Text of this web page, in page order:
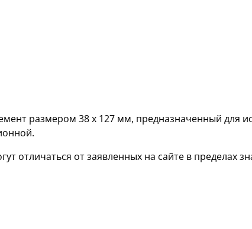
размером 38 х 127 мм, предназначенный для
отличаться от заявленных на сайте в пределах